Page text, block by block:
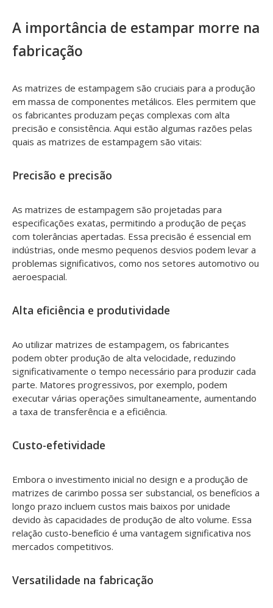
A importância de estampar morre na
fabricação
As matrizes de estampagem são cruciais para a produção
em massa de componentes metálicos. Eles permitem que
os fabricantes produzam peças complexas com alta
precisão e consistência. Aqui estão algumas razões pelas
quais as matrizes de estampagem são vitais:
Precisão e precisão
As matrizes de estampagem são projetadas para
especificações exatas, permitindo a produção de peças
com tolerâncias apertadas. Essa precisão é essencial em
indústrias, onde mesmo pequenos desvios podem levar a
problemas significativos, como nos setores automotivo ou
aeroespacial.
Alta eficiência e produtividade
Ao utilizar matrizes de estampagem, os fabricantes
podem obter produção de alta velocidade, reduzindo
significativamente o tempo necessário para produzir cada
parte. Matores progressivos, por exemplo, podem
executar várias operações simultaneamente, aumentando
a taxa de transferência e a eficiência.
Custo-efetividade
Embora o investimento inicial no design e a produção de
matrizes de carimbo possa ser substancial, os benefícios a
longo prazo incluem custos mais baixos por unidade
devido às capacidades de produção de alto volume. Essa
relação custo-benefício é uma vantagem significativa nos
mercados competitivos.
Versatilidade na fabricação